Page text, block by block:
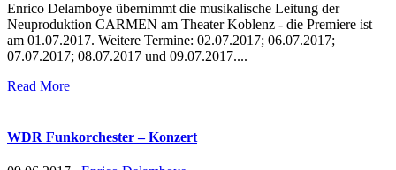
Enrico Delamboye übernimmt die musikalische Leitung der
Neuproduktion CARMEN am Theater Koblenz - die Premiere ist
am 01.07.2017. Weitere Termine: 02.07.2017; 06.07.2017;
07.07.2017; 08.07.2017 und 09.07.2017....
Read More
WDR Funkorchester – Konzert